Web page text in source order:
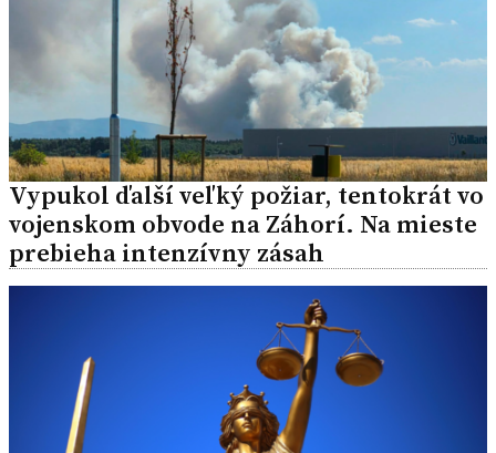
Vypukol ďalší veľký požiar, tentokrát vo
vojenskom obvode na Záhorí. Na mieste
prebieha intenzívny zásah